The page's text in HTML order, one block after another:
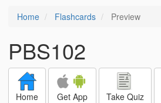
Home Flashcards Preview
PBS102
Home Get App Take Quiz